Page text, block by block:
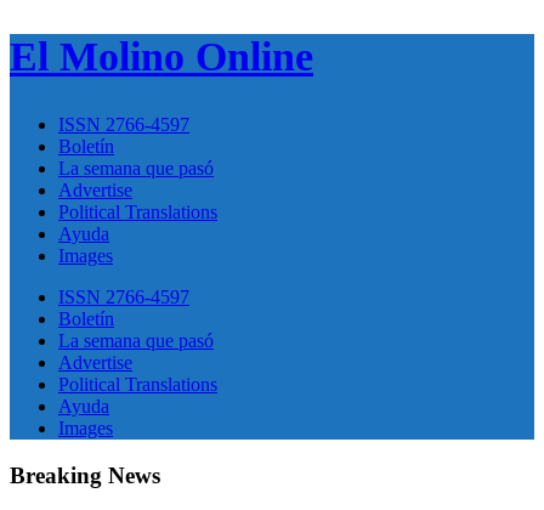
El Molino Online
ISSN 2766-4597
Boletín
La semana que pasó
Advertise
Political Translations
Ayuda
Images
ISSN 2766-4597
Boletín
La semana que pasó
Advertise
Political Translations
Ayuda
Images
Breaking News